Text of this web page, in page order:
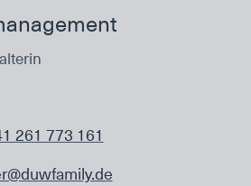
261 773 161